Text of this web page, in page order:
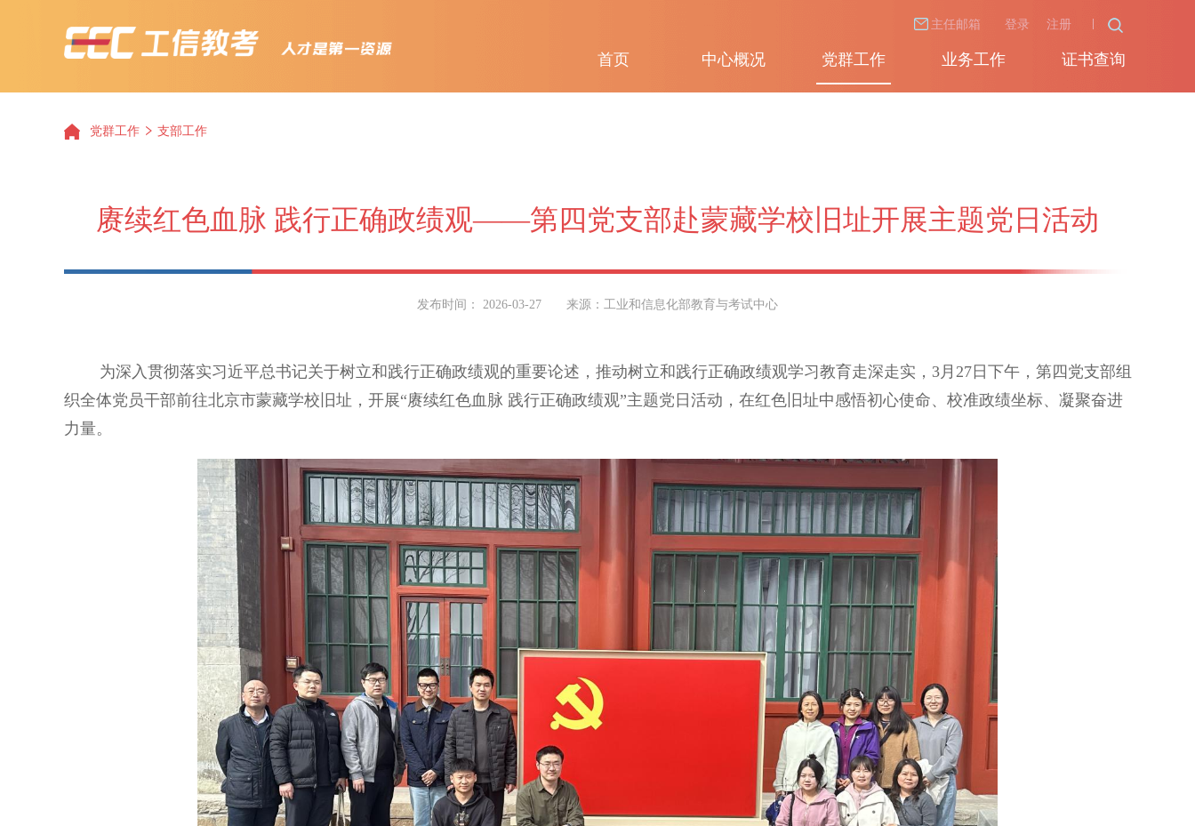
主任邮箱 登录 注册
首页 中心概况 党群工作 业务工作 证书查询
党群工作 支部工作
赓续红色血脉 践行正确政绩观——第四党支部赴蒙藏学校旧址开展主题党日活动
发布时间： 2026-03-27 来源：工业和信息化部教育与考试中心
为深入贯彻落实习近平总书记关于树立和践行正确政绩观的重要论述，推动树立和践行正确政绩观学习教育走深走实，3月27日下午，第四党支部组
织全体党员干部前往北京市蒙藏学校旧址，开展“赓续红色血脉 践行正确政绩观”主题党日活动，在红色旧址中感悟初心使命、校准政绩坐标、凝聚奋进
力量。